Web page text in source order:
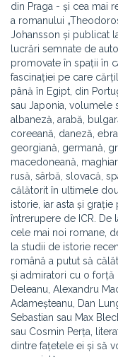
din Praga - și cea mai
a romanului
Johansson și publicat
lucrări semnate de
promovate în spații în
fascinației pe care
până în Egipt, din
sau Japonia,
albaneză, arabă,
coreeană, daneză,
georgiană, germană,
macedoneană,
rusă, sârbă, slovacă,
călătorit în ultimele
istorie, iar asta și
întrerupere de ICR.
cele mai noi romane,
la studii de istorie
română a putut să
și admiratori cu o forță
Deleanu, Alexandru
Adameșteanu, Dan
Sebastian sau Max
sau Cosmin Perța,
dintre fațetele ei și să